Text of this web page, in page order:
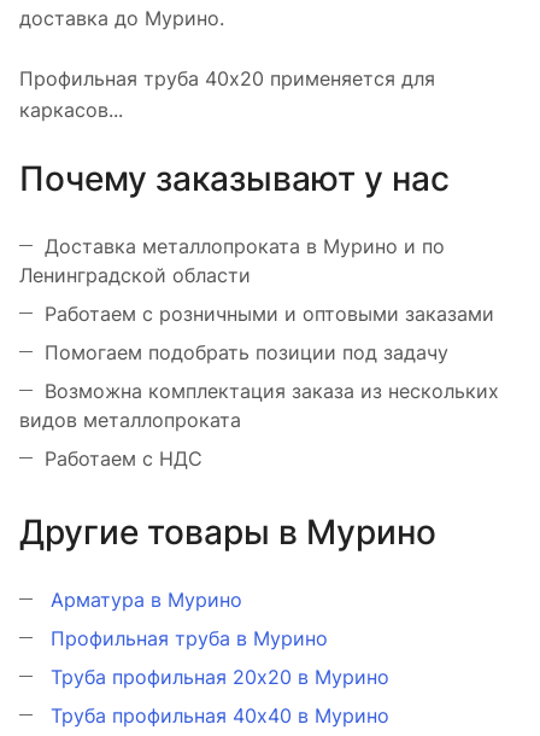
доставка до Мурино.
Профильная труба 40х20 применяется для
каркасов...
Почему заказывают у нас
Доставка металлопроката в Мурино и по
Ленинградской области
Работаем с розничными и оптовыми заказами
Помогаем подобрать позиции под задачу
Возможна комплектация заказа из нескольких
видов металлопроката
Работаем с НДС
Другие товары в Мурино
Арматура в Мурино
Профильная труба в Мурино
Труба профильная 20х20 в Мурино
Труба профильная 40х40 в Мурино